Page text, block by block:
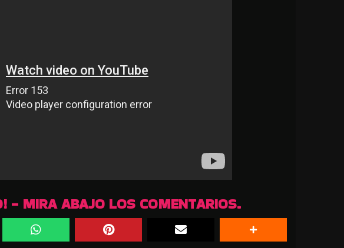
- MIRA ABAJO LOS COMENTARIOS.